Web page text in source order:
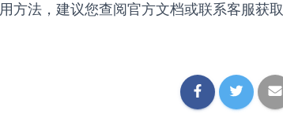
方法，建议您查阅官方文档或联系客服获取